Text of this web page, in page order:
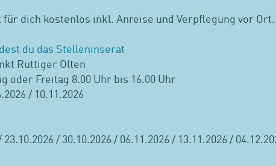
für dich kostenlos inkl. Anreise und Verpflegung vor Ort.
du das Stelleninserat
Ruttiger Olten
oder Freitag 8.00 Uhr bis 16.00 Uhr
/ 10.11.2026
/ 30.10.2026 / 06.11.2026 / 13.11.2026 /